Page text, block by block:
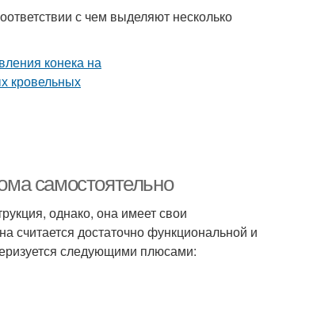
с чем выделяют несколько
самостоятельно
однако, она имеет свои
считается достаточно функциональной и
следующими плюсами: